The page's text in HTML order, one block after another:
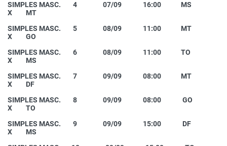
SIMPLES MASC. 4 07/09 16:00 MS
X MT
SIMPLES MASC. 5 08/09 11:00 MT
X GO
SIMPLES MASC. 6 08/09 11:00 TO
X MS
SIMPLES MASC. 7 09/09 08:00 MT
X DF
SIMPLES MASC. 8 09/09 08:00 GO
X TO
SIMPLES MASC. 9 09/09 15:00 DF
X MS